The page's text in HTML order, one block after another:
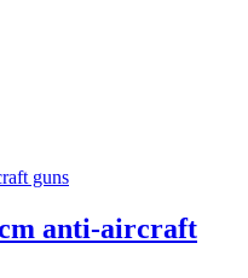
anti-aircraft